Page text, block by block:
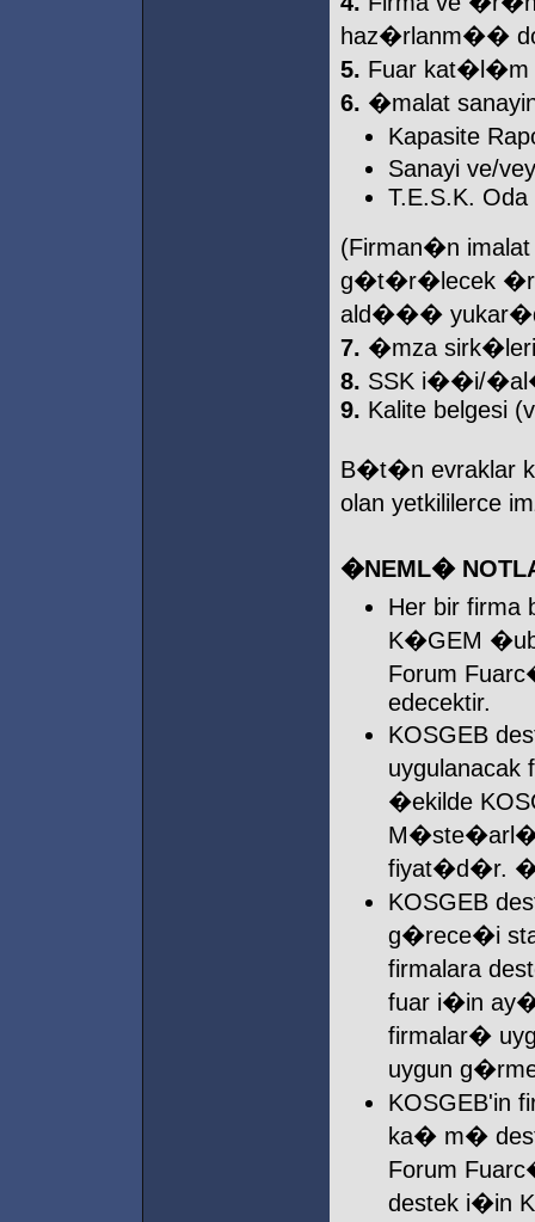
haz�rlanm��
5. Fuar
6. �malat
Kapasite
Sanayi ve/
T.E.S.K.
(Firman�n
g�t�r�lecek
ald���
7. �mza
8. SSK i��i/
9. Kalite belgesi
B�t�n evraklar
olan yetkililerce
�NEML�
Her bir firma
K�GEM
Forum
edecektir.
KOSGEB
uygulanacak
�ekilde
fiyat�d�r.
KOSGEB
g�rece�i
firmalara
fuar i�in
firmalar�
uygun
KOSGEB'in
ka� m�
Forum
destek i�in